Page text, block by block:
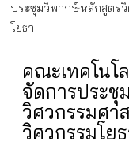
ประชุมวิพากษ์หลักสูตร
โยธา
คณะเทคโนโ
จัดการประ
วิศวกรรมศ
วิศวกรรมโย